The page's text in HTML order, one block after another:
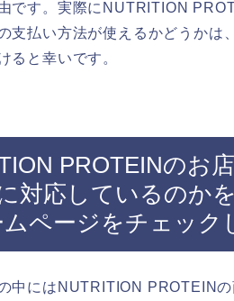
です。実際にNUTRITION
支払い方法が使えるかどうか
ると幸いです。
PROTEINのお
対応しているのか
ページをチェック
中にはNUTRITION PROTEIN